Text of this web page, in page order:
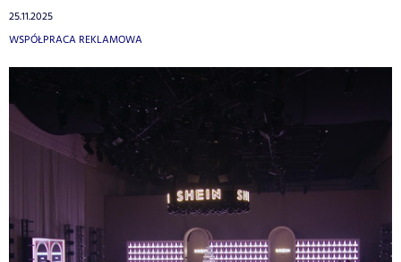
25.11.2025
WSPÓŁPRACA REKLAMOWA